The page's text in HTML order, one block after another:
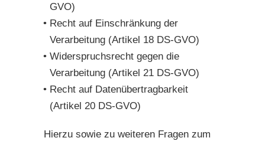
GVO)
Recht auf Einschränkung der
Verarbeitung (Artikel 18 DS-GVO)
Widerspruchsrecht gegen die
Verarbeitung (Artikel 21 DS-GVO)
Recht auf Datenübertragbarkeit
(Artikel 20 DS-GVO)
Hierzu sowie zu weiteren Fragen zum